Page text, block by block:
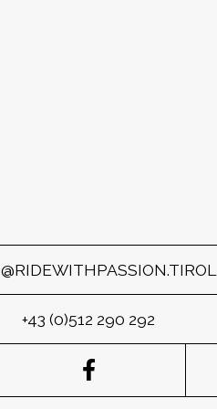
+43 (0)512 290 292